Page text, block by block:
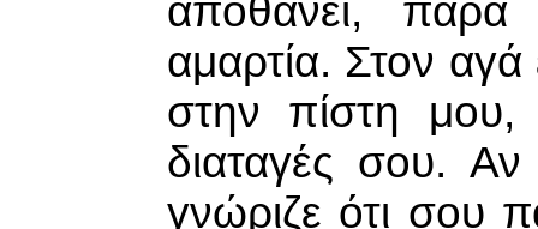
αποθάνει,
αμαρτία. Στον
στην πίστη μου,
διαταγές σου.
γνώριζε ότι σου